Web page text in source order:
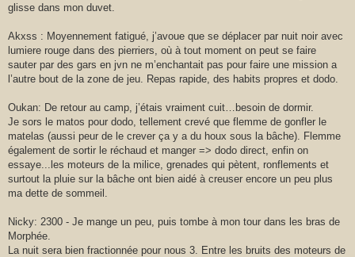
glisse dans mon duvet.
Akxss : Moyennement fatigué, j’avoue que se déplacer par nuit noir avec
lumiere rouge dans des pierriers, où à tout moment on peut se faire
sauter par des gars en jvn ne m’enchantait pas pour faire une mission a
l’autre bout de la zone de jeu. Repas rapide, des habits propres et dodo.
Oukan: De retour au camp, j’étais vraiment cuit…besoin de dormir.
Je sors le matos pour dodo, tellement crevé que flemme de gonfler le
matelas (aussi peur de le crever ça y a du houx sous la bâche). Flemme
également de sortir le réchaud et manger => dodo direct, enfin on
essaye...les moteurs de la milice, grenades qui pètent, ronflements et
surtout la pluie sur la bâche ont bien aidé à creuser encore un peu plus
ma dette de sommeil.
Nicky: 2300 - Je mange un peu, puis tombe à mon tour dans les bras de
Morphée.
La nuit sera bien fractionnée pour nous 3. Entre les bruits des moteurs de